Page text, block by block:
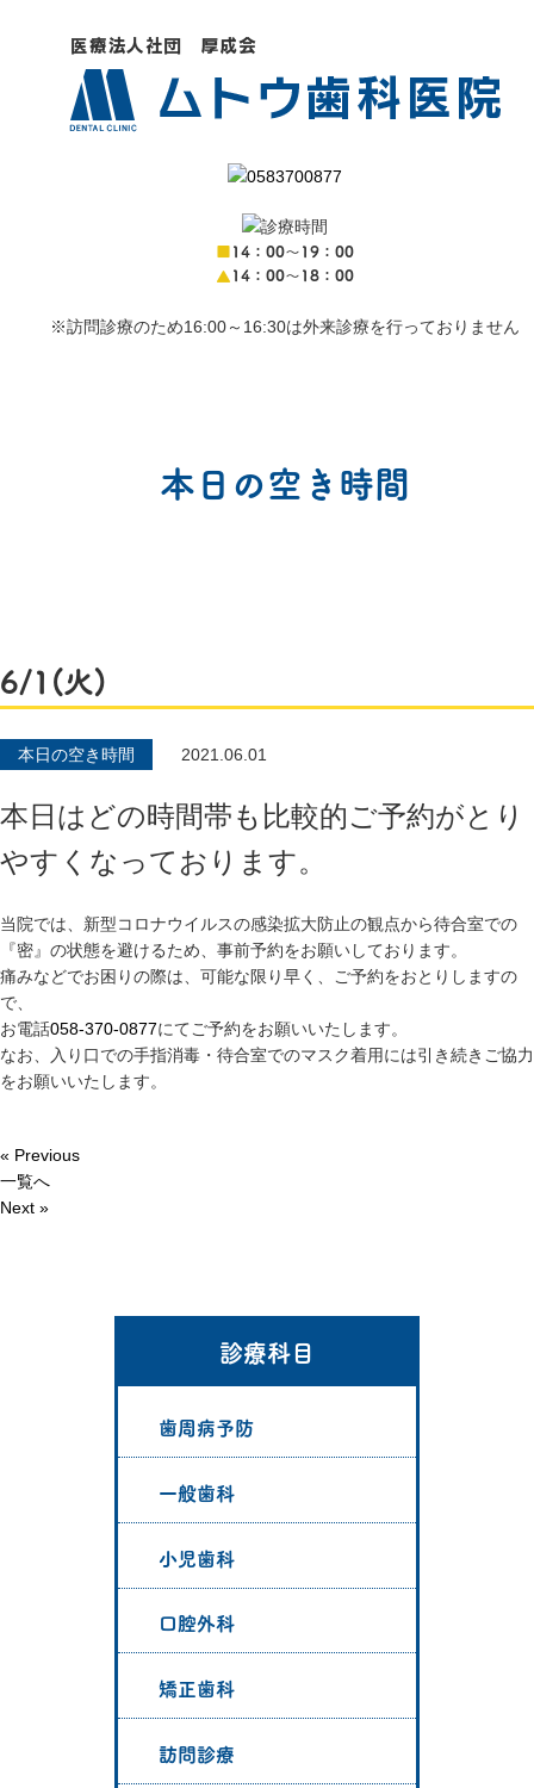
■14：00〜19：00
▲14：00〜18：00
※訪問診療のため16:00～16:30は外来診療を行っておりません
本日の空き時間
6/1(火)
本日の空き時間 2021.06.01
本日はどの時間帯も比較的ご予約がとり
やすくなっております。
当院では、新型コロナウイルスの感染拡大防止の観点から待合室での
『密』の状態を避けるため、事前予約をお願いしております。
痛みなどでお困りの際は、可能な限り早く、ご予約をおとりしますの
で、
お電話058-370-0877にてご予約をお願いいたします。
なお、入り口での手指消毒・待合室でのマスク着用には引き続きご協力
をお願いいたします。
« Previous
一覧へ
Next »
診療科目
歯周病予防
一般歯科
小児歯科
口腔外科
矯正歯科
訪問診療